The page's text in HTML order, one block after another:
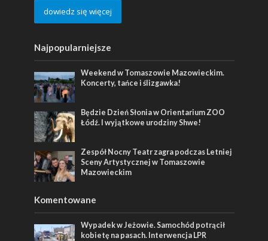
dowiedz się więcej
Najpopularniejsze
Weekend w Tomaszowie Mazowieckim.
Koncerty, tańce i ślizgawka!
Będzie Dzień Słonia w Orientarium ZOO
Łódź. I wyjątkowe urodziny Shwe!
Zespół Nocny Teatr zagra podczas Letniej
Sceny Artystycznej w Tomaszowie
Mazowieckim
Komentowane
Wypadek w Jeżowie. Samochód potrącił
kobietę na pasach. Interwencja LPR